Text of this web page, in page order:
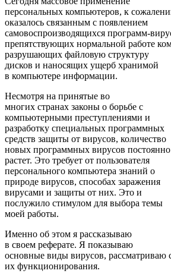
персональных компьютеров, к
оказалось связанным с появлением
самовоспроизводящихся программ-
препятствующих нормальной работе
разрушающих файловую структуру
дисков и наносящих ущерб хранимой
в компьютере информации.
Несмотря на принятые во
многих странах законы о борьбе с
компьютерными преступлениями и
разработку специальных программных
средств защиты от вирусов, количество
новых программных вирусов постоянно
растет. Это требует от пользователя
персонального компьютера знаний о
природе вирусов, способах заражения
вирусами и защиты от них. Это и
послужило стимулом для выбора темы
моей работы.
Именно об этом я рассказываю
в своем реферате. Я показываю
основные виды вирусов, рассматриваю
их функционирования.